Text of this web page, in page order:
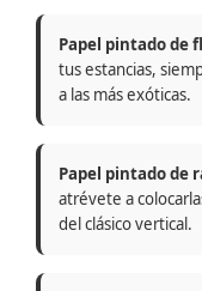
Papel pintado de
tus estancias,
a las más exóticas.
Papel pintado de
atrévete a
del clásico vertical.